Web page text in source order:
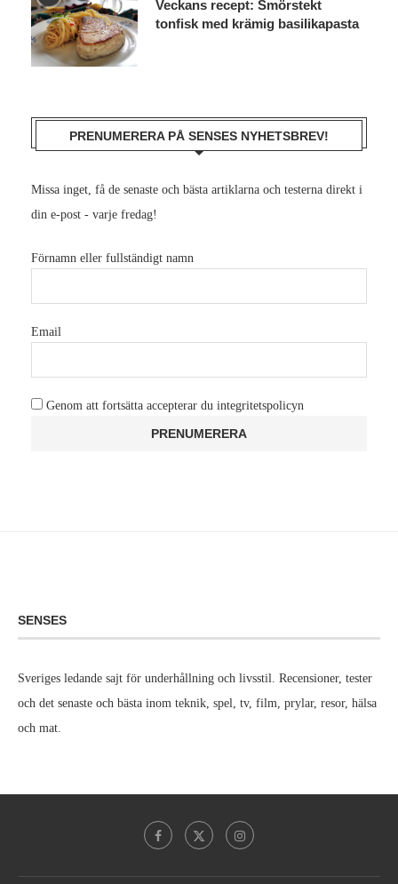
Veckans recept: Smörstekt
tonfisk med krämig basilikapasta
PRENUMERERA PÅ SENSES NYHETSBREV!
Missa inget, få de senaste och bästa artiklarna och testerna direkt i
din e-post - varje fredag!
Förnamn eller fullständigt namn
Email
Genom att fortsätta accepterar du integritetspolicyn
SENSES
Sveriges ledande sajt för underhållning och livsstil. Recensioner, tester
och det senaste och bästa inom teknik, spel, tv, film, prylar, resor, hälsa
och mat.